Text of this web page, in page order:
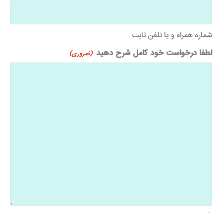
شماره همراه و یا تلفن ثابت
لطفا درخواست خود کامل شرح دهید (ضروری)